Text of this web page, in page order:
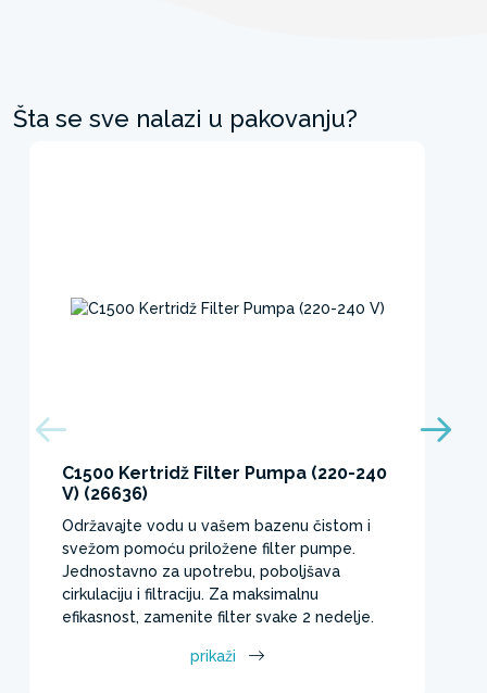
Šta se sve nalazi u pakovanju?
C1500 Kertridž Filter Pumpa (220-240
V) (26636)
Održavajte vodu u vašem bazenu čistom i
svežom pomoću priložene filter pumpe.
Jednostavno za upotrebu, poboljšava
cirkulaciju i filtraciju. Za maksimalnu
efikasnost, zamenite filter svake 2 nedelje.
prikaži